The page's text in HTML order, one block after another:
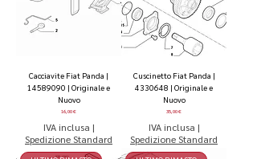
Cacciavite Fiat Panda |
14589090 | Originale e
Nuovo
Prezzo
16,00 €
IVA inclusa |
Spedizione Standard
Cuscinetto Fiat Panda |
4330648 | Originale e
Nuovo
Prezzo
35,00 €
IVA inclusa |
Spedizione Standard